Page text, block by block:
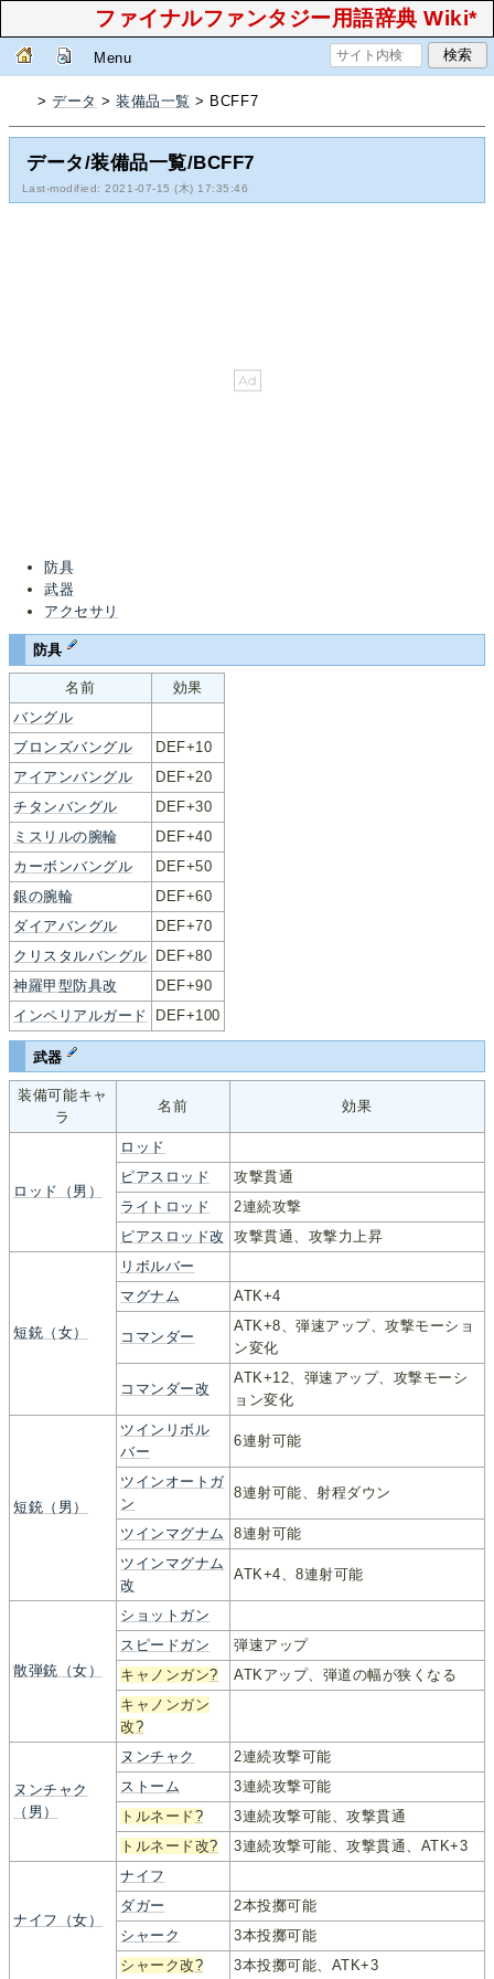
ファイナルファンタジー用語辞典 Wiki*
Menu
>データ >装備品一覧 > BCFF7
データ/装備品一覧/BCFF7
Last-modified: 2021-07-15 (木) 17:35:46
防具
武器
アクセサリ
防具
名前
効果
バングル
ブロンズバングル
DEF+10
アイアンバングル
DEF+20
チタンバングル
DEF+30
ミスリルの腕輪
DEF+40
カーボンバングル
DEF+50
銀の腕輪
DEF+60
ダイアバングル
DEF+70
クリスタルバングル
DEF+80
神羅甲型防具改
DEF+90
インペリアルガード
DEF+100
武器
装備可能キャ
ラ
名前 効果
ロッド（男）
ロッド
ピアスロッド
攻撃貫通
ライトロッド
2連続攻撃
ピアスロッド改
攻撃貫通、攻撃力上昇
短銃（女）
リボルバー
マグナム
ATK+4
コマンダー
ATK+8、弾速アップ、攻撃モーショ
ン変化
コマンダー改
ATK+12、弾速アップ、攻撃モーシ
ョン変化
短銃（男）
ツインリボル
バー
6連射可能
ツインオートガ
ン
8連射可能、射程ダウン
ツインマグナム
8連射可能
ツインマグナム
改
ATK+4、8連射可能
散弾銃（女）
ショットガン
スピードガン
弾速アップ
キャノンガン?
ATKアップ、弾道の幅が狭くなる
キャノンガン
改?
ヌンチャク
（男）
ヌンチャク
2連続攻撃可能
ストーム
3連続攻撃可能
トルネード?
3連続攻撃可能、攻撃貫通
トルネード改? 3連続攻撃可能、攻撃貫通、ATK+3
ナイフ（女）
ナイフ
ダガー
2本投擲可能
シャーク
3本投擲可能
シャーク改? 3本投擲可能、ATK+3